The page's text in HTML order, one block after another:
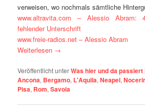
verweisen, wo nochmals sämtliche
www.altravita.com – Alessio
fehlender Unterschrift
www.freie-radios.net – Alessio Abram
Weiterlesen →
Veröffentlicht unterWas hier und da passiert
Ancona, Bergamo, L'Aquila,Neapel,
Pisa, Rom,Savoia